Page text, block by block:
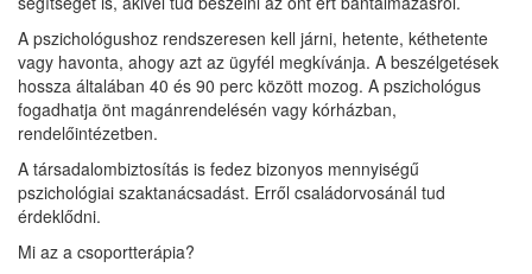
A pszichológushoz rendszeresen kell járni, hetente, kéthetente
vagy havonta, ahogy azt az ügyfél megkívánja. A beszélgetések
hossza általában 40 és 90 perc között mozog. A pszichológus
fogadhatja önt magánrendelésén vagy kórházban,
rendelőintézetben.
A társadalombiztosítás is fedez bizonyos mennyiségű
pszichológiai szaktanácsadást. Erről családorvosánál tud
érdeklődni.
Mi az a csoportterápia?